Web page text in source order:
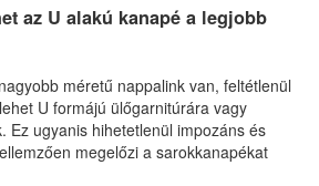
az U alakú kanapé a legjobb
méretű nappalink van, feltétlenül
U formájú ülőgarnitúrára vagy
Ez ugyanis hihetetlenül impozáns és
megelőzi a sarokkanapékat